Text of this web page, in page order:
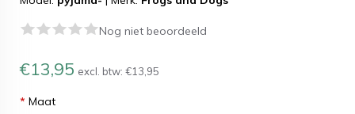
Nog niet beoordeeld
€13,95 excl. btw: €13,95
* Maat